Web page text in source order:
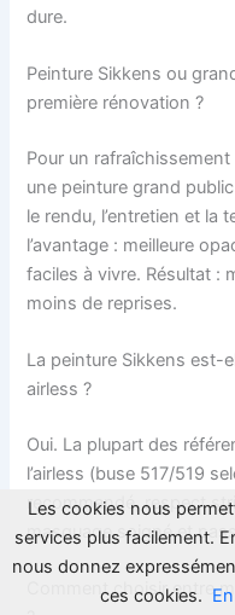
dure.
Peinture Sikkens ou
première rénovation ?
Pour un
une peinture grand
le rendu, l’entretien et la
l’avantage : meilleure
faciles à vivre. Résultat :
moins de reprises.
La peinture Sikkens est-
airless ?
Oui. La plupart des
l’airless (buse 517/519
recommandé, respect
masquage soigné et
Comment choisir entre
Les cookies nous
services plus facilement.
nous donnez
ces cookies.